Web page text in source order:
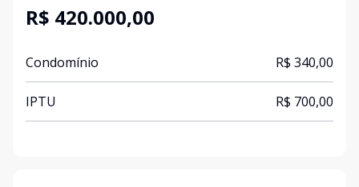
R$ 420.000,00
Condomínio R$ 340,00
IPTU R$ 700,00